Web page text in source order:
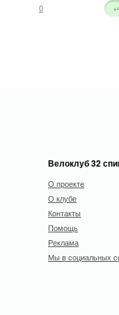
0
Велоклуб 32
О проекте
О клубе
Контакты
Помощь
Реклама
Мы в социальных